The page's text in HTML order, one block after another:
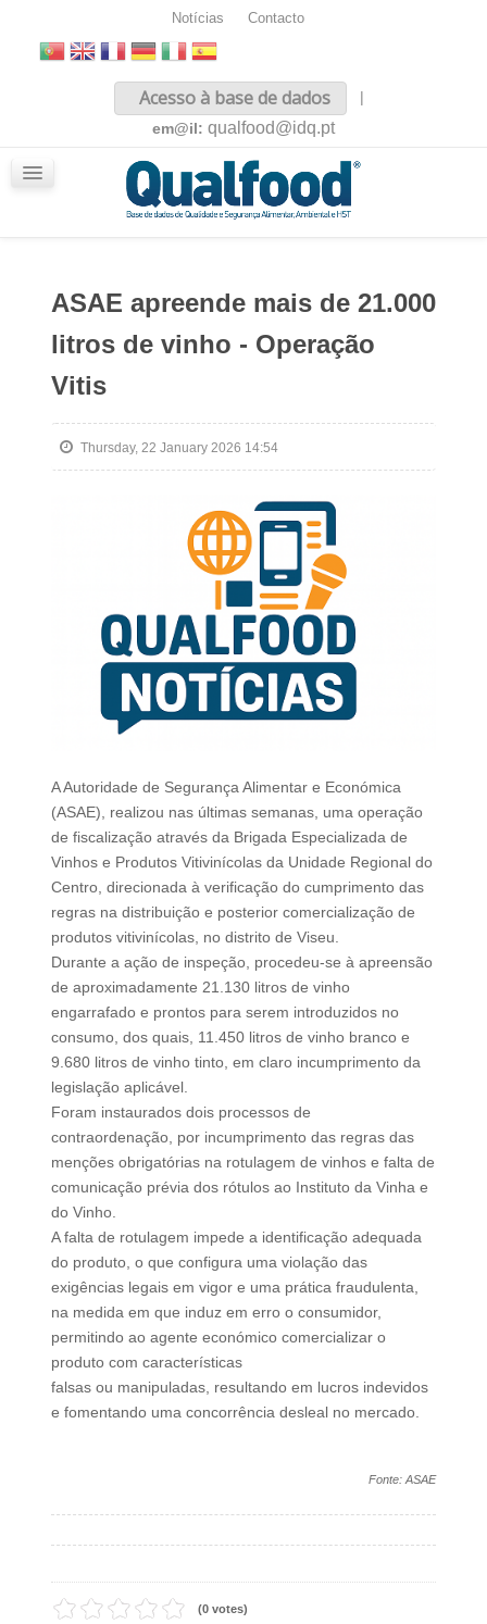
Notícias Contacto
Acesso à base de dados
|
em@il: qualfood@idq.pt
ASAE apreende mais de 21.000
litros de vinho - Operação
Vitis
Thursday, 22 January 2026 14:54
A Autoridade de Segurança Alimentar e Económica
(ASAE), realizou nas últimas semanas, uma operação
de fiscalização através da Brigada Especializada de
Vinhos e Produtos Vitivinícolas da Unidade Regional do
Centro, direcionada à verificação do cumprimento das
regras na distribuição e posterior comercialização de
produtos vitivinícolas, no distrito de Viseu.
Durante a ação de inspeção, procedeu-se à apreensão
de aproximadamente 21.130 litros de vinho
engarrafado e prontos para serem introduzidos no
consumo, dos quais, 11.450 litros de vinho branco e
9.680 litros de vinho tinto, em claro incumprimento da
legislação aplicável.
Foram instaurados dois processos de
contraordenação, por incumprimento das regras das
menções obrigatórias na rotulagem de vinhos e falta de
comunicação prévia dos rótulos ao Instituto da Vinha e
do Vinho.
A falta de rotulagem impede a identificação adequada
do produto, o que configura uma violação das
exigências legais em vigor e uma prática fraudulenta,
na medida em que induz em erro o consumidor,
permitindo ao agente económico comercializar o
produto com características
falsas ou manipuladas, resultando em lucros indevidos
e fomentando uma concorrência desleal no mercado.
Fonte: ASAE
(0 votes)